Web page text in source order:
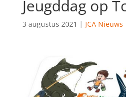
Jeugddag op
3 augustus 2021 | JCA Nieuws